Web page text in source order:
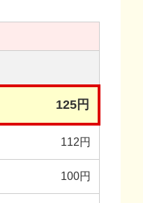
125円
112円
100円